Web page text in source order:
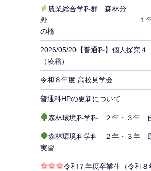
農業総合学科群 森林分
野 １年 ダ・
の橋
2026/05/20【普通科】個人探究
（凌霜）
令和８年度 高校見学会
普通科HPの更新について
森林環境科学科 ２年・３年
森林環境科学科 ２年・３年
実習
令和７年度卒業生（令和